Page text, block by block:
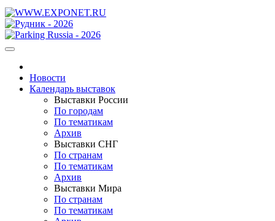
Новости
Календарь выставок
Выставки России
По городам
По тематикам
Архив
Выставки СНГ
По странам
По тематикам
Архив
Выставки Мира
По странам
По тематикам